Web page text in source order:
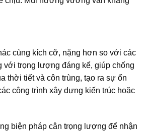
cùng kích cỡ, nặng hơn so với các
với trọng lượng đáng kể, giúp chống
thời tiết và côn trùng, tạo ra sự ổn
công trình xây dựng kiến trúc hoặc
biện pháp cân trọng lượng để nhận